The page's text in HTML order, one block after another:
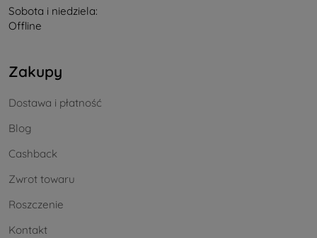
Sobota i niedziela:
Offline
Zakupy
Dostawa i płatność
Blog
Cashback
Zwrot towaru
Roszczenie
Kontakt